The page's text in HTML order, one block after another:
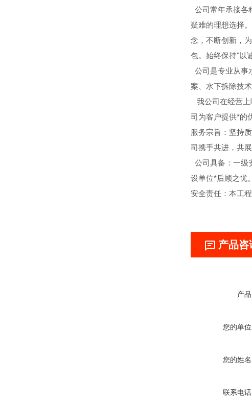
公司常年承接各
疑难的理想选择
念，不断创新，
包。始终保持"以
公司是专业从事
案、水下拆除技
我公司在经营上
司为客户提供*的
服务宗旨：坚持
司携手共进，共
公司具备：一级
设单位*后顾之忧。
安全责任：本工
产品咨
产品
您的单位
您的姓名
联系电话